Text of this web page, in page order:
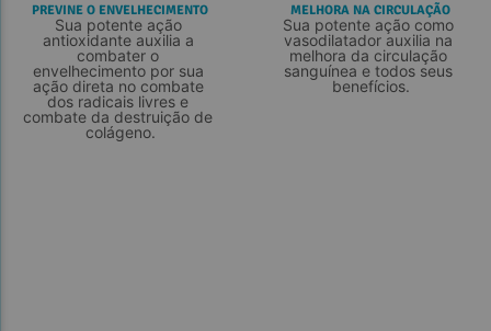
PREVINE O ENVELHECIMENTO
Sua potente ação
antioxidante auxilia a
combater o
envelhecimento por sua
ação direta no combate
dos radicais livres e
combate da destruição de
colágeno.
MELHORA NA CIRCULAÇÃO
Sua potente ação como
vasodilatador auxilia na
melhora da circulação
sanguínea e todos seus
benefícios.